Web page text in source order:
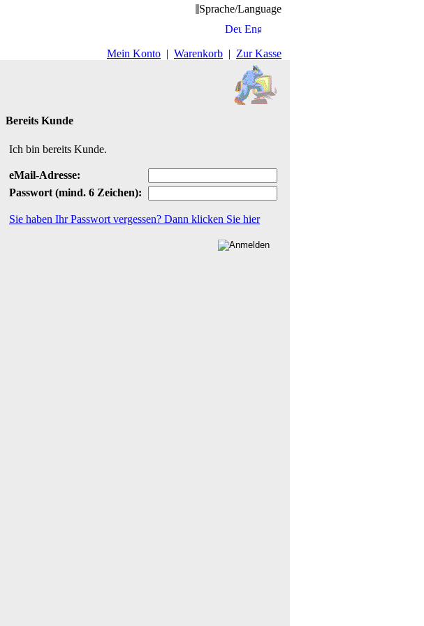
Sprache/Language
Mein Konto | Warenkorb | Zur Kasse
Bereits Kunde
Ich bin bereits Kunde.
eMail-Adresse:
Passwort (mind. 6 Zeichen):
Sie haben Ihr Passwort vergessen? Dann klicken Sie hier